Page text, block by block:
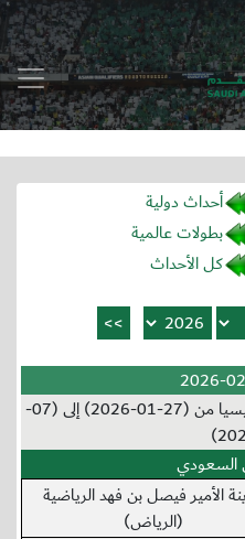
أحداث دولية
بطولات عالمية
كل الأحداث
كأس آسيا لكرة قدم الصالات - أندونيسيا من (27-01-2026) إلى (07-
السعودي
الأمير فيصل بن فهد الرياضية
(الرياض)